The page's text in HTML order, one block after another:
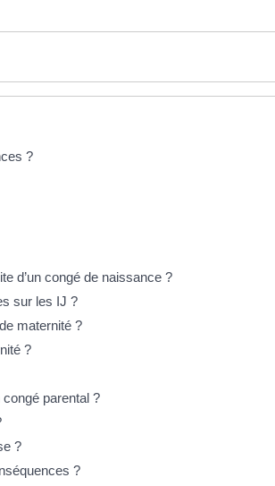
?
d’un congé de naissance ?
sur les IJ ?
maternité ?
?
congé parental ?
?
?